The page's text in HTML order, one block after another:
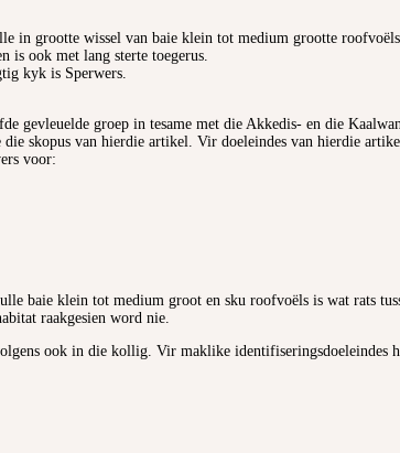
in grootte wissel van baie klein tot medium grootte
is ook met lang sterte toegerus.
kyk is Sperwers.
gevleuelde groep in tesame met die Akkedis- en die
skopus van hierdie artikel. Vir doeleindes van hierdie
voor:
baie klein tot medium groot en sku roofvoëls is wat rats
raakgesien word nie.
ook in die kollig. Vir maklike identifiseringsdoeleindes